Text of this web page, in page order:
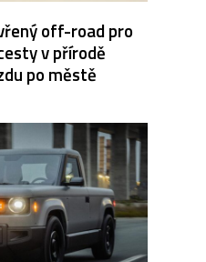
off-road pro
v přírodě
po městě